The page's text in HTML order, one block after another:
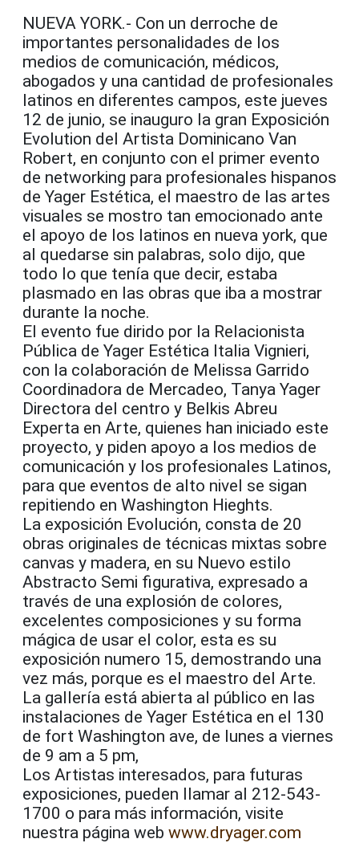
NUEVA YORK.- Con un derroche de
importantes personalidades de los
medios de comunicación, médicos,
abogados y una cantidad de profesionales
latinos en diferentes campos, este jueves
12 de junio, se inauguro la gran Exposición
Evolution del Artista Dominicano Van
Robert, en conjunto con el primer evento
de networking para profesionales hispanos
de Yager Estética, el maestro de las artes
visuales se mostro tan emocionado ante
el apoyo de los latinos en nueva york, que
al quedarse sin palabras, solo dijo, que
todo lo que tenía que decir, estaba
plasmado en las obras que iba a mostrar
durante la noche.
El evento fue dirido por la Relacionista
Pública de Yager Estética Italia Vignieri,
con la colaboración de Melissa Garrido
Coordinadora de Mercadeo, Tanya Yager
Directora del centro y Belkis Abreu
Experta en Arte, quienes han iniciado este
proyecto, y piden apoyo a los medios de
comunicación y los profesionales Latinos,
para que eventos de alto nivel se sigan
repitiendo en Washington Hieghts.
La exposición Evolución, consta de 20
obras originales de técnicas mixtas sobre
canvas y madera, en su Nuevo estilo
Abstracto Semi figurativa, expresado a
través de una explosión de colores,
excelentes composiciones y su forma
mágica de usar el color, esta es su
exposición numero 15, demostrando una
vez más, porque es el maestro del Arte.
La gallería está abierta al público en las
instalaciones de Yager Estética en el 130
de fort Washington ave, de lunes a viernes
de 9 am a 5 pm,
Los Artistas interesados, para futuras
exposiciones, pueden llamar al 212-543-
1700 o para más información, visite
nuestra página web www.dryager.com